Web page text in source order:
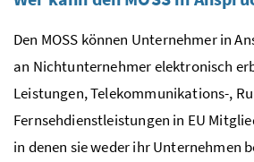
Den MOSS können Unternehmer in
an Nichtunternehmer elektronisch
Leistungen, Telekommunikations-,
Fernsehdienstleistungen in EU
in denen sie weder ihr Unternehmen